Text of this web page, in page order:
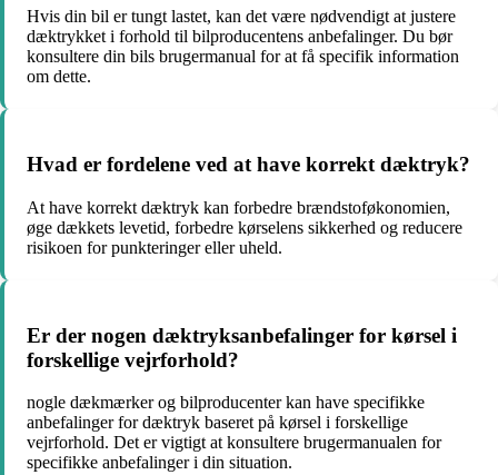
Hvis din bil er tungt lastet, kan det være nødvendigt at justere
dæktrykket i forhold til bilproducentens anbefalinger. Du bør
konsultere din bils brugermanual for at få specifik information
om dette.
Hvad er fordelene ved at have korrekt dæktryk?
At have korrekt dæktryk kan forbedre brændstoføkonomien,
øge dækkets levetid, forbedre kørselens sikkerhed og reducere
risikoen for punkteringer eller uheld.
Er der nogen dæktryksanbefalinger for kørsel i
forskellige vejrforhold?
nogle dækmærker og bilproducenter kan have specifikke
anbefalinger for dæktryk baseret på kørsel i forskellige
vejrforhold. Det er vigtigt at konsultere brugermanualen for
specifikke anbefalinger i din situation.